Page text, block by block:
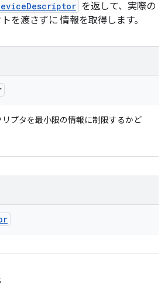
を返して、実際の
を渡さずに 情報を取得します。
リプタを最小限の情報に制限するかど